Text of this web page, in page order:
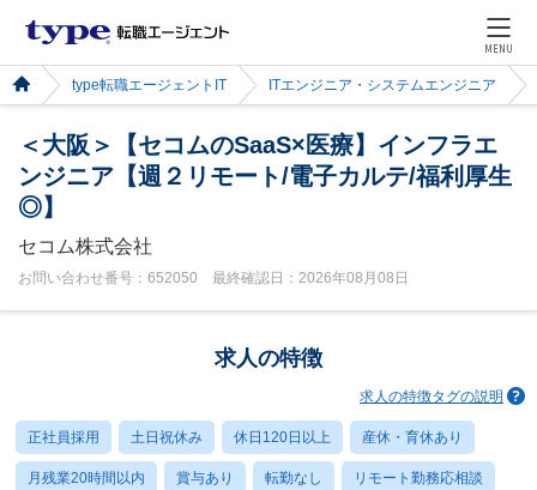
MENU
type転職エージェントIT ITエンジニア・システムエンジニア
＜大阪＞【セコムのSaaS×医療】インフラエ
ンジニア【週２リモート/電子カルテ/福利厚生
◎】
セコム株式会社
お問い合わせ番号：652050 最終確認日：2026年08月08日
求人の特徴
求人の特徴タグの説明
正社員採用 土日祝休み 休日120日以上 産休・育休あり
月残業20時間以内 賞与あり 転勤なし リモート勤務応相談